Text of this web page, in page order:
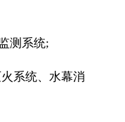
测系统;
系统、水幕消